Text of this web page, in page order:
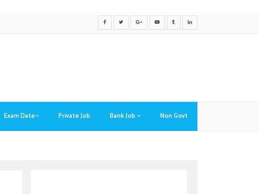
Exam Date Private Job Bank Job Non Govt